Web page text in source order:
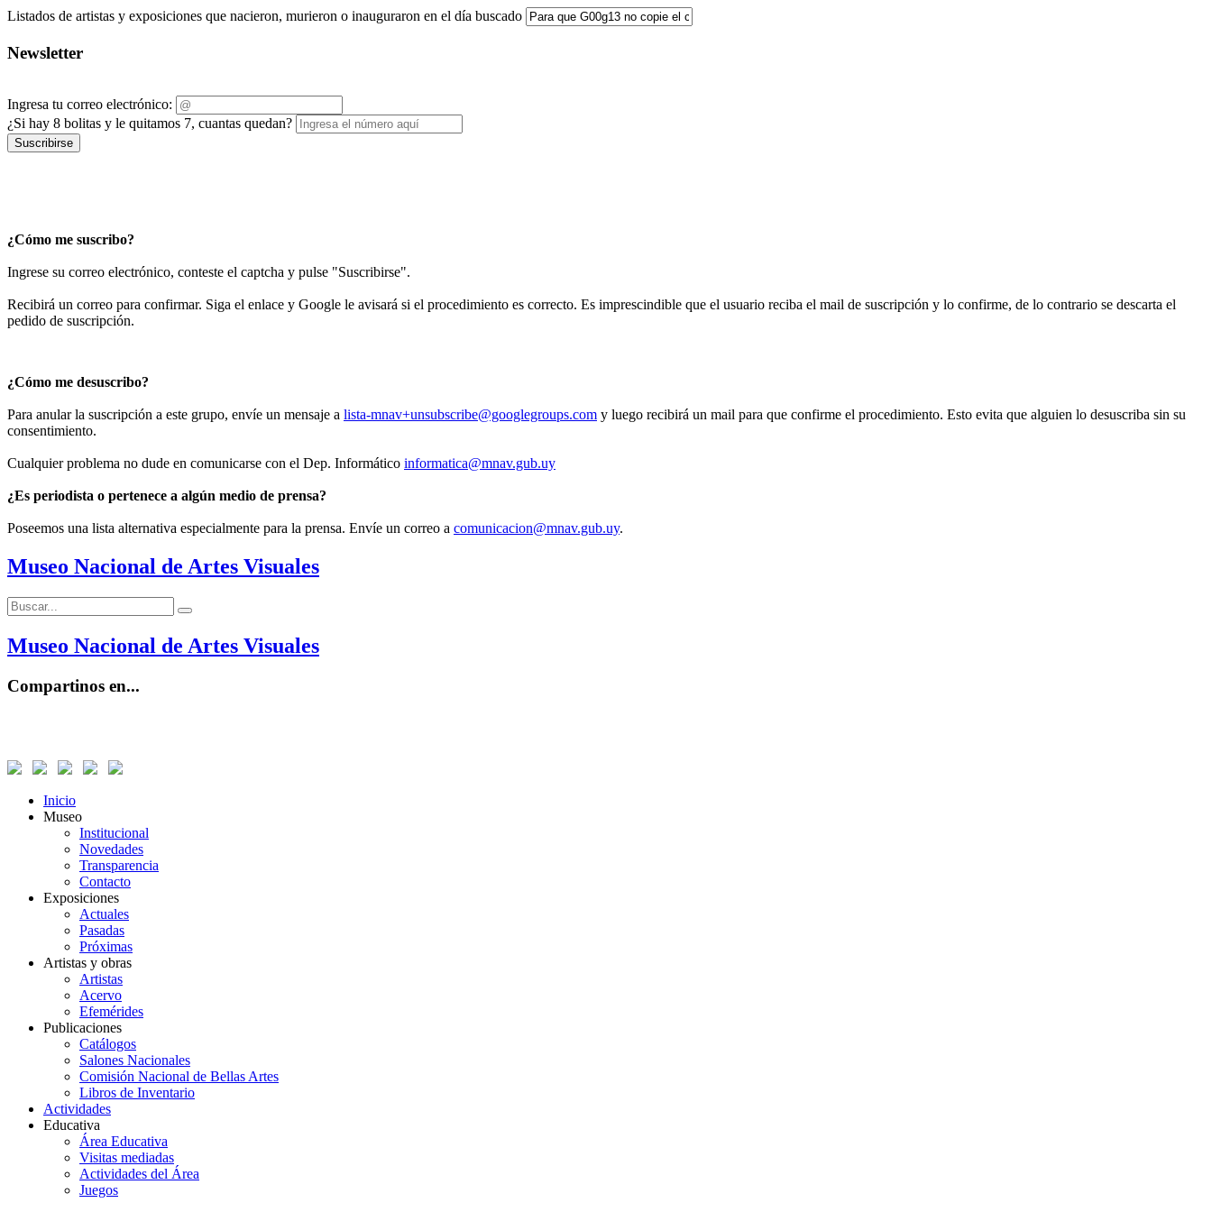
Listados de artistas y exposiciones que nacieron, murieron o inauguraron en el día buscado
Newsletter
Ingresa tu correo electrónico:
¿Si hay 8 bolitas y le quitamos 7, cuantas quedan?
Suscribirse
¿Cómo me suscribo?
Ingrese su correo electrónico, conteste el captcha y pulse "Suscribirse".
Recibirá un correo para confirmar. Siga el enlace y Google le avisará si el procedimiento es correcto. Es imprescindible que el usuario reciba el mail de suscripción y lo confirme, de lo contrario se descarta el
pedido de suscripción.
¿Cómo me desuscribo?
Para anular la suscripción a este grupo, envíe un mensaje a lista-mnav+unsubscribe@googlegroups.com y luego recibirá un mail para que confirme el procedimiento. Esto evita que alguien lo desuscriba sin su
consentimiento.
Cualquier problema no dude en comunicarse con el Dep. Informático informatica@mnav.gub.uy
¿Es periodista o pertenece a algún medio de prensa?
Poseemos una lista alternativa especialmente para la prensa. Envíe un correo a comunicacion@mnav.gub.uy.
Museo Nacional de Artes Visuales
Buscar:
Buscar
Museo Nacional de Artes Visuales
Compartinos en...
Inicio
Museo
Institucional
Novedades
Transparencia
Contacto
Exposiciones
Actuales
Pasadas
Próximas
Artistas y obras
Artistas
Acervo
Efemérides
Publicaciones
Catálogos
Salones Nacionales
Comisión Nacional de Bellas Artes
Libros de Inventario
Actividades
Educativa
Área Educativa
Visitas mediadas
Actividades del Área
Juegos